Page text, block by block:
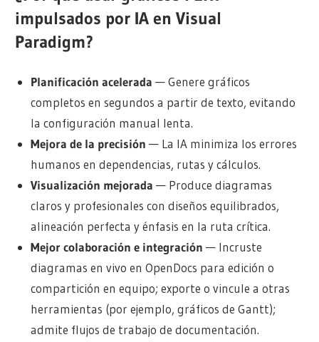
impulsados por IA en Visual
Paradigm?
Planificación acelerada — Genere gráficos
completos en segundos a partir de texto, evitando
la configuración manual lenta.
Mejora de la precisión — La IA minimiza los errores
humanos en dependencias, rutas y cálculos.
Visualización mejorada — Produce diagramas
claros y profesionales con diseños equilibrados,
alineación perfecta y énfasis en la ruta crítica.
Mejor colaboración e integración — Incruste
diagramas en vivo en OpenDocs para edición o
compartición en equipo; exporte o vincule a otras
herramientas (por ejemplo, gráficos de Gantt);
admite flujos de trabajo de documentación.